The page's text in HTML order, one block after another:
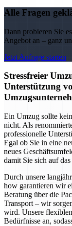
Alle Fragen
Dann probieren Sie
Angebot an – ganz
Jetzt Anfrage starten
Stressfreier
Unterstützung
Ein Umzug sollte
nicht. Als
professionelle
Egal ob Sie in eine
neues
damit Sie sich auf
Durch unsere
how garantieren wir
Beratung über die
Transport – wir
wird. Unsere
Bedürfnisse an,